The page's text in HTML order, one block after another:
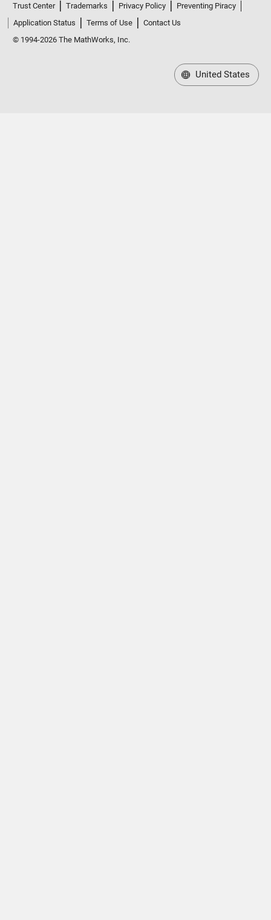
Trust Center Trademarks Privacy Policy
Preventing Piracy
Application Status
Terms of Use
Contact Us
© 1994-2026 The MathWorks, Inc.
United States